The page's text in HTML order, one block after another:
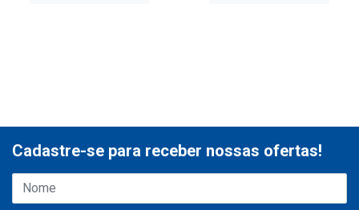
Cadastre-se para receber nossas ofertas!